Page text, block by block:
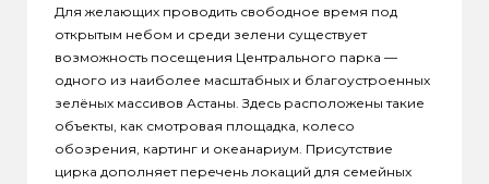
Для желающих проводить свободное время под
открытым небом и среди зелени существует
возможность посещения Центрального парка —
одного из наиболее масштабных и благоустроенных
зелёных массивов Астаны. Здесь расположены такие
объекты, как смотровая площадка, колесо
обозрения, картинг и океанариум. Присутствие
цирка дополняет перечень локаций для семейных